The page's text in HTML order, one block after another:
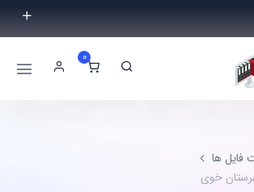
را پیدا نکردید؟ با ما تماس بگیرید.
0
فایل ها
خوی